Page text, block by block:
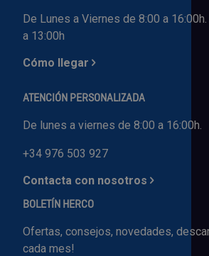
De Lunes a Viernes de 8:00 a
a 13:00h
Cómo llegar
ATENCIÓN PERSONALIZADA
De lunes a viernes de 8:00 a 16:00h.
+34 976 503 927
Contacta con nosotros
BOLETÍN HERCO
Ofertas, consejos, novedades,
cada mes!